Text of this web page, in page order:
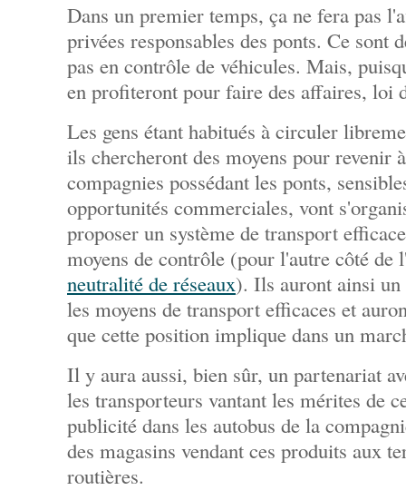
Dans un premier temps, ça ne fera pas
privées responsables des ponts. Ce sont
pas en contrôle de véhicules. Mais,
en profiteront pour faire des affaires, loi
Les gens étant habitués à circuler
ils chercheront des moyens pour revenir
compagnies possédant les ponts,
opportunités commerciales, vont
proposer un système de transport
moyens de contrôle (pour l'autre côté de
neutralité de réseaux). Ils auront ainsi
les moyens de transport efficaces et
que cette position implique dans un
Il y aura aussi, bien sûr, un partenariat
les transporteurs vantant les mérites de
publicité dans les autobus de la
des magasins vendant ces produits aux
routières.